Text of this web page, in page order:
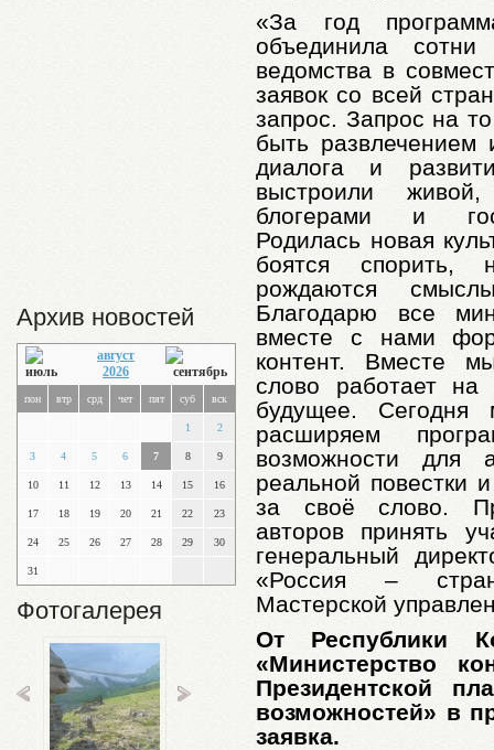
Архив новостей
август
2026
пон втр срд чет пят суб вск
1 2
3 4 5 6 7 8 9
10 11 12 13 14 15 16
17 18 19 20 21 22 23
24 25 26 27 28 29 30
31
Фотогалерея
«За год
объединила
ведомства в
заявок со всей
запрос. Запрос на
быть развлечением
диалога и
выстроили
блогерами и
Родилась новая
боятся
рождаются
Благодарю все
вместе с нами
контент. Вместе
слово работает
будущее.
расширяем
возможности для
реальной повестки
за своё слово.
авторов принять
генеральный
«Россия –
Мастерской
От Республики
«Министерство
Президентской
возможностей» в
заявка.